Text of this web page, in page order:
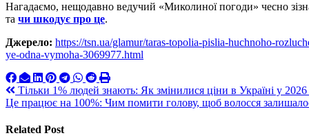
Нагадаємо, нещодавно ведучий «Миколиної погоди» чесно
та чи шкодує про це.
Джерело: https://tsn.ua/glamur/taras-topolia-pislia-huchnoho-
ye-odna-vymoha-3069977.html
Навигация
по
записям
Тільки 1% людей знають: Як змінилися ціни в Україні у
Це працює на 100%: Чим помити голову, щоб волосся
Related Post